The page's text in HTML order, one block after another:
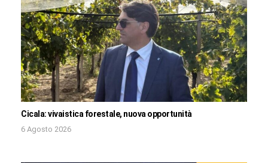
Cicala: vivaistica forestale, nuova opportunità
6 Agosto 2026